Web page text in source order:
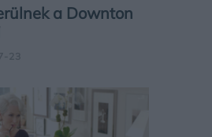
a Downton